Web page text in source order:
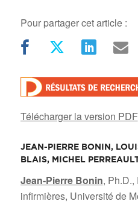
Pour partager cet article :
Télécharger la version PDF
JEAN-PIERRE BONIN,
BLAIS, MICHEL
Jean-Pierre Bonin,
infirmières, Université de